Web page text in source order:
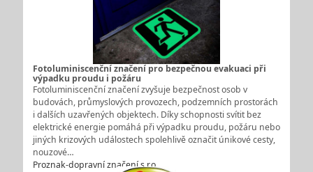
Fotoluminiscenční značení pro bezpečnou evakuaci při
výpadku proudu i požáru
Fotoluminiscenční značení zvyšuje bezpečnost osob v
budovách, průmyslových provozech, podzemních prostorách
i dalších uzavřených objektech. Díky schopnosti svítit bez
elektrické energie pomáhá při výpadku proudu, požáru nebo
jiných krizových událostech spolehlivě označit únikové cesty,
nouzové…
Proznak-dopravní značení s.r.o.